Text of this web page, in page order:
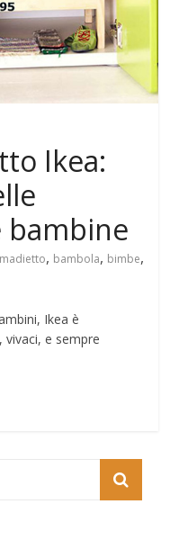
Ikea:
bambine
, bambola, bimbe,
Ikea è
vivaci, e sempre